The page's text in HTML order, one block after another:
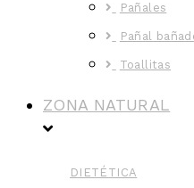
Pañales
Pañal
Toallitas
ZONA NATURAL
DIETÉTICA